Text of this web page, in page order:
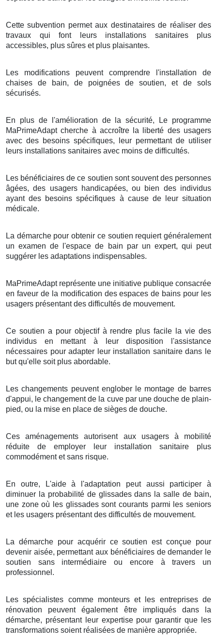
Cette subvention permet aux destinataires de réaliser des
travaux qui font leurs installations sanitaires plus
accessibles, plus sûres et plus plaisantes.
Les modifications peuvent comprendre l'installation de
chaises de bain, de poignées de soutien, et de sols
sécurisés.
En plus de l'amélioration de la sécurité, Le programme
MaPrimeAdapt cherche à accroître la liberté des usagers
avec des besoins spécifiques, leur permettant de utiliser
leurs installations sanitaires avec moins de difficultés.
Les bénéficiaires de ce soutien sont souvent des personnes
âgées, des usagers handicapées, ou bien des individus
ayant des besoins spécifiques à cause de leur situation
médicale.
La démarche pour obtenir ce soutien requiert généralement
un examen de l'espace de bain par un expert, qui peut
suggérer les adaptations indispensables.
MaPrimeAdapt représente une initiative publique consacrée
en faveur de la modification des espaces de bains pour les
usagers présentant des difficultés de mouvement.
Ce soutien a pour objectif à rendre plus facile la vie des
individus en mettant à leur disposition l'assistance
nécessaires pour adapter leur installation sanitaire dans le
but qu'elle soit plus abordable.
Les changements peuvent englober le montage de barres
d'appui, le changement de la cuve par une douche de plain-
pied, ou la mise en place de sièges de douche.
Ces aménagements autorisent aux usagers à mobilité
réduite de employer leur installation sanitaire plus
commodément et sans risque.
En outre, L'aide à l'adaptation peut aussi participer à
diminuer la probabilité de glissades dans la salle de bain,
une zone où les glissades sont courants parmi les seniors
et les usagers présentant des difficultés de mouvement.
La démarche pour acquérir ce soutien est conçue pour
devenir aisée, permettant aux bénéficiaires de demander le
soutien sans intermédiaire ou encore à travers un
professionnel.
Les spécialistes comme monteurs et les entreprises de
rénovation peuvent également être impliqués dans la
démarche, présentant leur expertise pour garantir que les
transformations soient réalisées de manière appropriée.